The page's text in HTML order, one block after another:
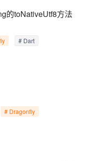
的toNativeUtf8方法
# Dart
# Dragonfly